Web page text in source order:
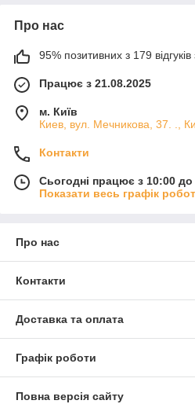
Про нас
95% позитивних з 179 відгуків
Працює з 21.08.2025
м. Київ
Киев, вул. Мечникова, 37. .,
Контакти
Сьогодні працює з 10:00 до
Показати весь графік
Про нас
Контакти
Доставка та оплата
Графік роботи
Повна версія сайту